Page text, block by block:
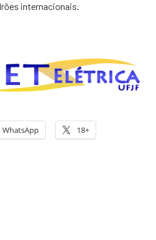
internacionais.
WhatsApp 18+